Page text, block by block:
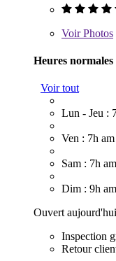
VoirPhotos
Heures normales
Voir tout
Lun - Jeu :
Ven : 7h
Sam : 7h
Dim : 9h
Ouvert
Inspection
Retour